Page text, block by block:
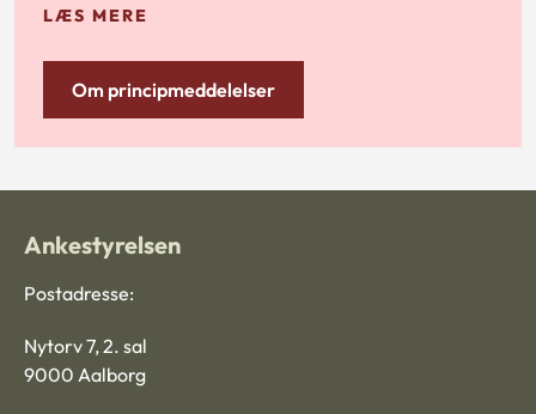
LÆS MERE
Om principmeddelelser
Ankestyrelsen
Postadresse:
Nytorv 7, 2. sal
9000 Aalborg